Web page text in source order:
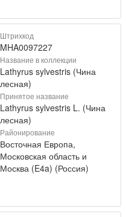
Штрихкод
MHA0097227
Название в коллекции
Lathyrus sylvestris (Чина
лесная)
Принятое название
Lathyrus sylvestris L. (Чина
лесная)
Районирование
Восточная Европа,
Московская область и
Москва (E4a) (Россия)